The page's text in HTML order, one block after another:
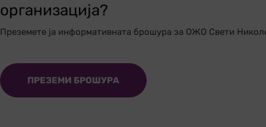
организација?
Преземете ја информативната брошура за ОЖО Свети
ПРЕЗЕМИ БРОШУРА